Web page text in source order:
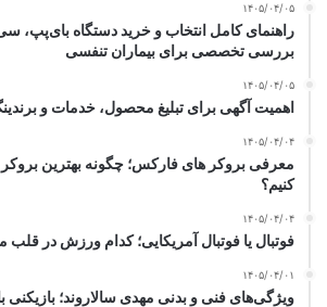
۱۴۰۵/۰۴/۰۵
راهنمای کامل انتخاب و خرید دستگاه بای‌پپ،
بررسی تخصصی برای بیماران تنفسی
۱۴۰۵/۰۴/۰۵
اهمیت آگهی برای تبلیغ محصول، خدمات و
۱۴۰۵/۰۴/۰۴
معرفی بروکر های فارکس؛ چگونه بهترین
کنیم؟
۱۴۰۵/۰۴/۰۴
فوتبال یا فوتبال آمریکایی؛ کدام ورزش در قلب
۱۴۰۵/۰۴/۰۱
ویژگی‌های فنی و بدنی مهدی سالاروند؛ بازیکنی